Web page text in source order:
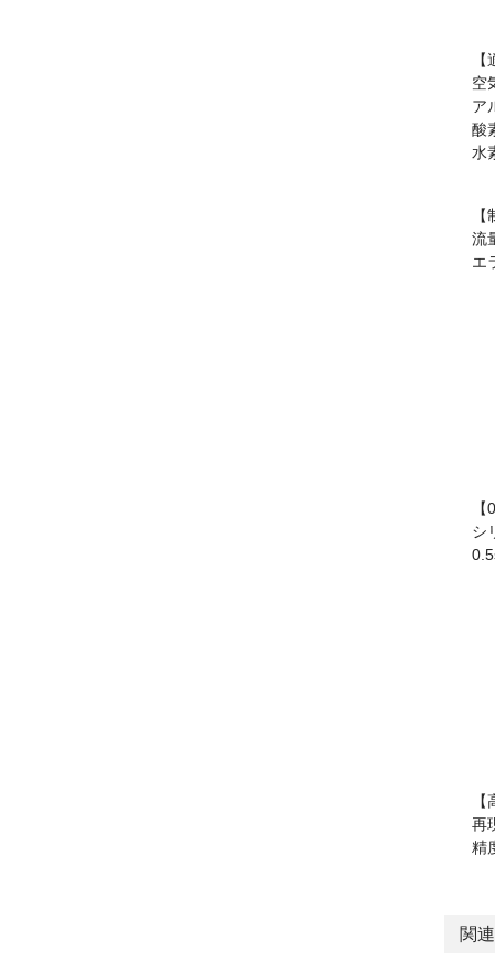
空
ア
酸
水
流
エ
シ
再
精
関